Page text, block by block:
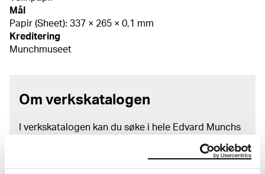
Mål
Papir (Sheet): 337 × 265 × 0,1 mm
Kreditering
Munchmuseet
Om verkskatalogen
I verkskatalogen kan du søke i hele Edvard Munchs
samsvar med den nyeste forskningen. Vi tar
forbehold om at feil kan forekomme.